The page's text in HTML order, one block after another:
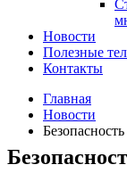
Новости
Полезные
Контакты
Главная
Новости
Безопасность